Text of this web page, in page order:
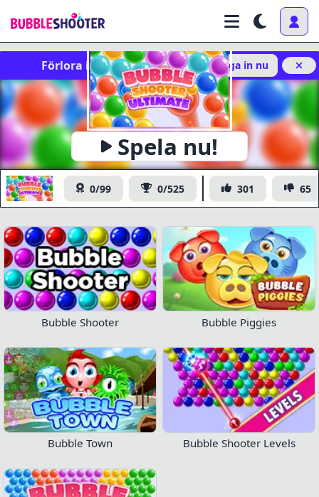
Spela nu!
Förlora inte dina framsteg! Logga in nu
Bubble Shooter Ultimate
0/99 0/525 301 65
https://www.bubbleshooter.com/games/publish/bubble-
shooter-ultimate/
Kopiera
Bubble Shooter Bubble Piggies
Bubble Town Bubble Shooter Levels